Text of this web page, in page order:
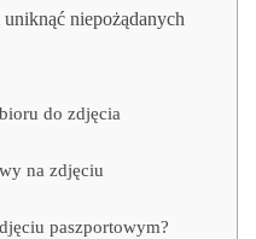
niepożądanych
do zdjęcia
na zdjęciu
paszportowym?